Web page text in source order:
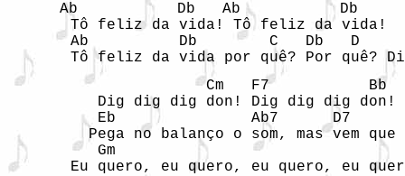
Ab           Db   Ab           Db
       Tô feliz da vida! Tô feliz da vida!
Ab          Db        C   Db   D
Tô feliz da vida por quê? Por quê?
Cm   F7
          Dig dig dig don! Dig dig dig don!
          Eb               Ab7      D7
Pega no balanço o som, mas vem que
Gm
Eu quero, eu quero, eu quero, eu